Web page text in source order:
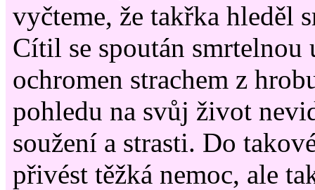
vyčteme, že takřka hleděl
Cítil se spoután
ochromen strachem z
pohledu na svůj život
soužení a strasti. Do
přivést těžká nemoc, ale